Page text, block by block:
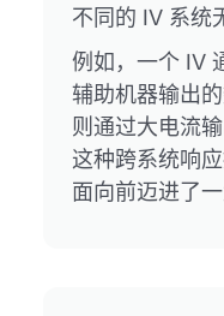
不同的 IV 系统
例如，一个 IV
辅助机器输出
则通过大电流
这种跨系统响
面向前迈进了一